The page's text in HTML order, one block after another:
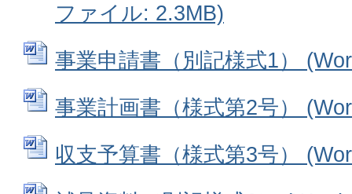
ファイル: 2.3MB)
事業申請書（別記様式1）
事業計画書（様式第2号）
収支予算書（様式第3号）